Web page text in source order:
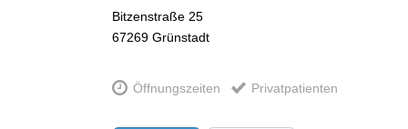
Bitzenstraße 25
67269 Grünstadt
Öffnungszeiten Privatpatienten